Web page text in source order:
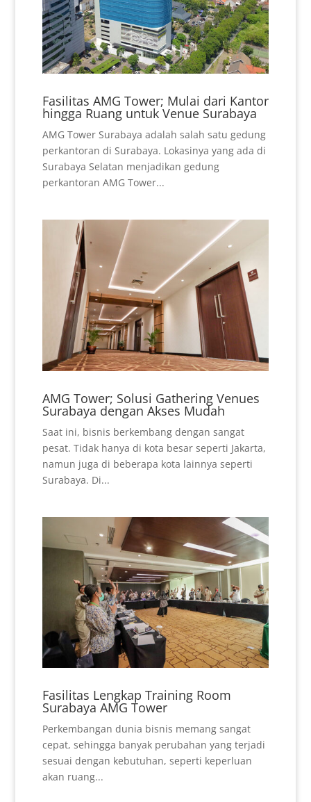
Fasilitas AMG Tower; Mulai dari Kantor
hingga Ruang untuk Venue Surabaya
AMG Tower Surabaya adalah salah satu gedung
perkantoran di Surabaya. Lokasinya yang ada di
Surabaya Selatan menjadikan gedung
perkantoran AMG Tower...
AMG Tower; Solusi Gathering Venues
Surabaya dengan Akses Mudah
Saat ini, bisnis berkembang dengan sangat
pesat. Tidak hanya di kota besar seperti Jakarta,
namun juga di beberapa kota lainnya seperti
Surabaya. Di...
Fasilitas Lengkap Training Room
Surabaya AMG Tower
Perkembangan dunia bisnis memang sangat
cepat, sehingga banyak perubahan yang terjadi
sesuai dengan kebutuhan, seperti keperluan
akan ruang...